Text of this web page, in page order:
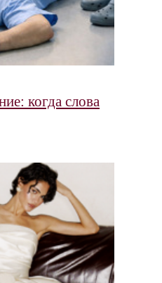
когда слова